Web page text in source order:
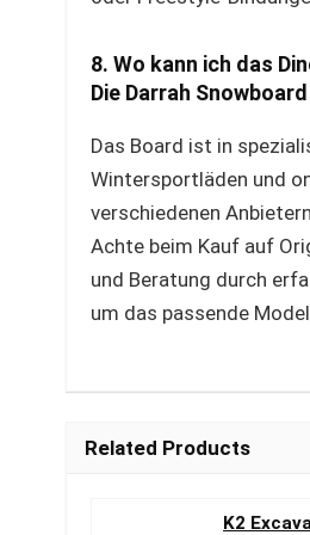
8. Wo kann ich das
Die Darrah
Das Board ist in
Wintersportläden und
verschiedenen
Achte beim Kauf auf
und Beratung durch
um das passende
Related Products
K2